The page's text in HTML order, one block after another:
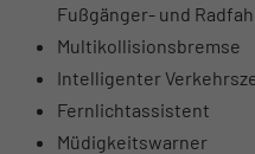
Fußgänger- und
Multikollisionsbremse
Intelligenter
Fernlichtassistent
Müdigkeitswarner